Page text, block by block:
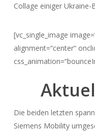
Collage einiger Ukraine-
[vc_single_image
alignment=“center“
Die beiden letzten
Siemens Mobility